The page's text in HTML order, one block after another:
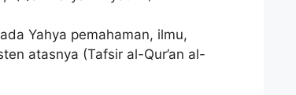
Yahya pemahaman, ilmu,
atasnya (Tafsir al-Qur’an al-